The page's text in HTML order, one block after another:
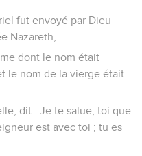
fut envoyé par Dieu
Nazareth,
dont le nom était
le nom de la vierge était
dit : Je te salue, toi que
est avec toi ; tu es